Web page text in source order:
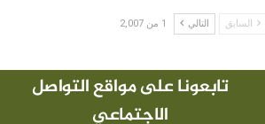
السابق التالي 1 من 2,007
تابعونا على مواقع التواصل
الاجتماعي